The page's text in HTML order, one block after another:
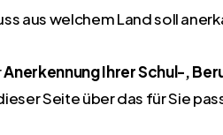
aus welchem Land soll
Anerkennung Ihrer Schul-,
Seite über das für Sie